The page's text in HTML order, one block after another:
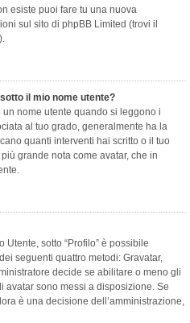
esiste puoi fare tu una nuova
sul sito di phpBB Limited (trovi il
il mio nome utente?
nome utente quando si leggono i
al tuo grado, generalmente ha la
quanti interventi hai scritto o il tuo
grande nota come avatar, che in
sotto “Profilo” è possibile
seguenti quattro metodi: Gravatar,
decide se abilitare o meno gli
avatar sono messi a disposizione. Se
è una decisione dell’amministrazione,